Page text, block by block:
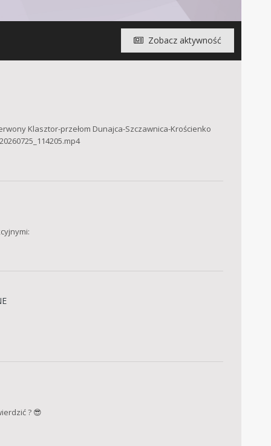
Zobacz aktywność
Klasztor-przełom Dunajca-Szczawnica-Krościenko
? 😎